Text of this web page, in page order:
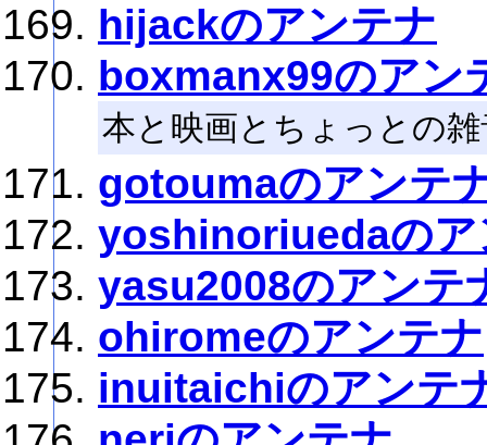
hijackのアンテナ
boxmanx99のアン
本と映画とちょっとの
gotoumaのアンテ
yoshinoriuedaのア
yasu2008のアンテ
ohiromeのアンテナ
inuitaichiのアンテ